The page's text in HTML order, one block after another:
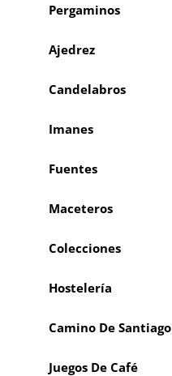
Pergaminos
Ajedrez
Candelabros
Imanes
Fuentes
Maceteros
Colecciones
Hostelería
Camino De Santiago
Juegos De Café